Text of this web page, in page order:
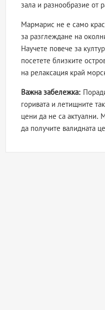
зала и разнообразие от
Мармарис не е само
за разглеждане на
Научете повече за
посетете близките
на релаксация край
Важна забележка:
горивата и летищните
цени да не са актуални.
да получите валидната